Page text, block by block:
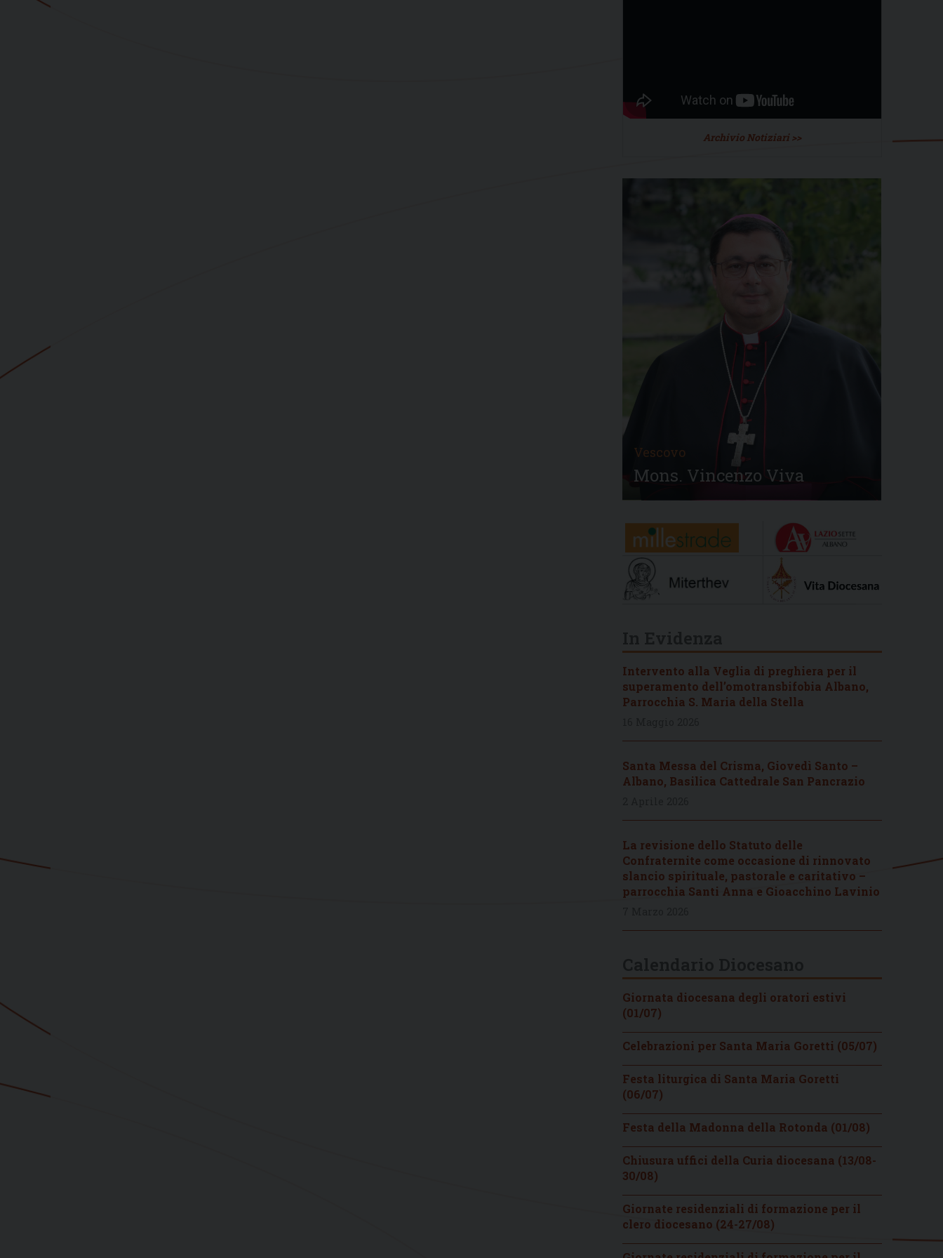
Archivio Notiziari >>
Vescovo
Mons. Vincenzo Viva
Intervento alla Veglia di preghiera per il
superamento dell’omotransbifobia Albano,
Parrocchia S. Maria della Stella
Santa Messa del Crisma, Giovedì Santo –
Albano, Basilica Cattedrale San Pancrazio
La revisione dello Statuto delle
Confraternite come occasione di rinnovato
slancio spirituale, pastorale e caritativo –
parrocchia Santi Anna e Gioacchino Lavinio
Giornata diocesana degli oratori estivi
(01/07)
Celebrazioni per Santa Maria Goretti (05/07)
Festa liturgica di Santa Maria Goretti
(06/07)
Festa della Madonna della Rotonda (01/08)
Chiusura uffici della Curia diocesana (13/08-
30/08)
Giornate residenziali di formazione per il
clero diocesano (24-27/08)